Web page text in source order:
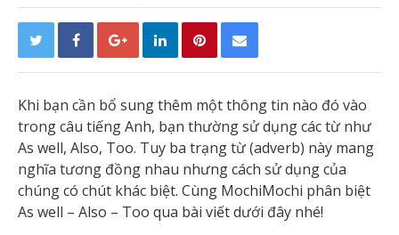
Khi bạn cần bổ sung thêm một thông tin nào đó vào
trong câu tiếng Anh, bạn thường sử dụng các từ như
As well, Also, Too. Tuy ba trạng từ (adverb) này mang
nghĩa tương đồng nhau nhưng cách sử dụng của
chúng có chút khác biệt. Cùng MochiMochi phân biệt
As well – Also – Too qua bài viết dưới đây nhé!